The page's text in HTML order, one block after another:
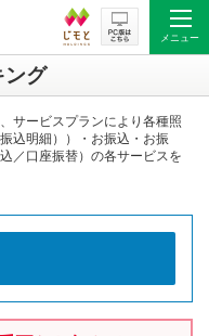
メニュー
ング
サービスプランにより各種照
込明細））・お振込・お振
／口座振替）の各サービスを